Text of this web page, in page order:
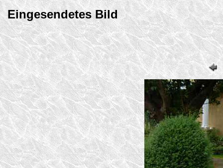
Eingesendetes Bild